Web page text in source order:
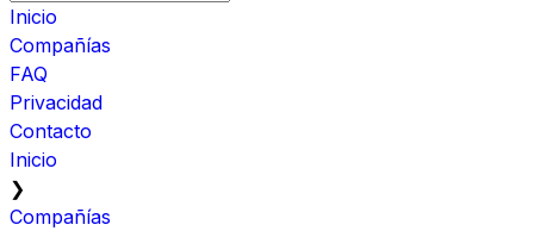
Inicio
Compañías
FAQ
Privacidad
Contacto
Inicio
❯
Compañías